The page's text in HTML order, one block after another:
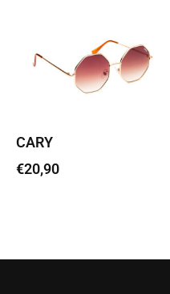
CARY
€20,90